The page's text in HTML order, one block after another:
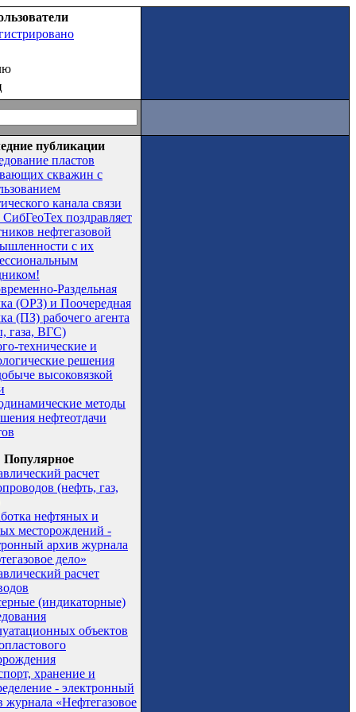
публикации
пластов
скважин с
канала связи
поздравляет
нефтегазовой
с их
Раздельная
(ОРЗ) и Поочередная
(ПЗ) рабочего агента
газа, ВГС)
технические и
решения
высоковязкой
методы
нефтеотдачи
Популярное
расчет
(нефть, газ,
нефтяных и
месторождений -
архив журнала
дело»
расчет
(индикаторные)
объектов
хранение и
- электронный
журнала «Нефтегазовое